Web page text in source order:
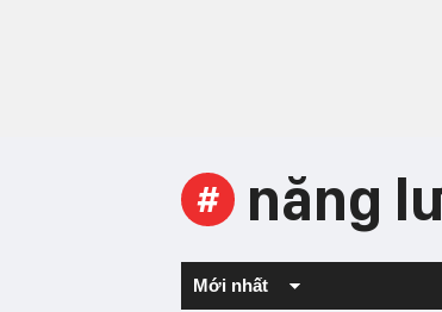
# năng
Mới nhất